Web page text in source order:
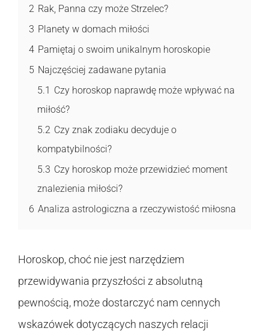
2 Rak, Panna czy może Strzelec?
3 Planety w domach miłości
4 Pamiętaj o swoim unikalnym horoskopie
5 Najczęściej zadawane pytania
5.1 Czy horoskop naprawdę może wpływać na
miłość?
5.2 Czy znak zodiaku decyduje o
kompatybilności?
5.3 Czy horoskop może przewidzieć moment
znalezienia miłości?
6 Analiza astrologiczna a rzeczywistość miłosna
Horoskop, choć nie jest narzędziem
przewidywania przyszłości z absolutną
pewnością, może dostarczyć nam cennych
wskazówek dotyczących naszych relacji